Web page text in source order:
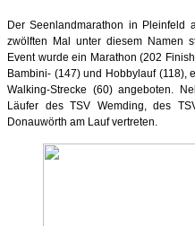
Der Seenlandmarathon in Pleinfeld
zwölften Mal unter diesem Namen
Event wurde ein Marathon (202
Bambini- (147) und Hobbylauf (118),
Walking-Strecke (60) angeboten.
Läufer des TSV Wemding, des
Donauwörth am Lauf vertreten.